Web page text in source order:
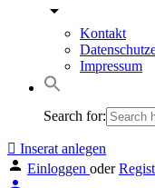
Kontakt
Impressum
Search for:
Inserat anlegen
Einloggen oder